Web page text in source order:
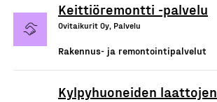
Keittiöremontti -palvelu
Ovitaikurit Oy, Palvelu
Rakennus- ja remontointipalvelut
Kylpyhuoneiden laattojen